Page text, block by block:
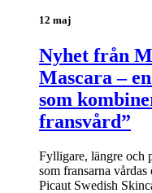
12 maj
Nyhet från
Mascara –
som
fransvård”
Fylligare, längre och
som fransarna
Picaut Swedish